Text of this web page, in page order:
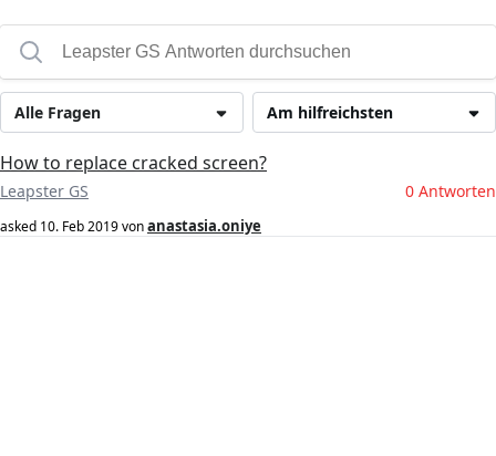
Am hilfreichsten
Alle Fragen
How to replace cracked screen?
Leapster GS 0 Antworten
asked 10. Feb 2019vonanastasia.oniye